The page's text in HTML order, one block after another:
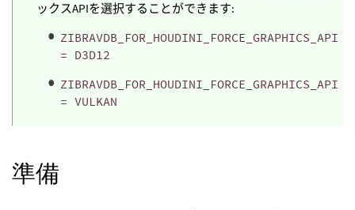
ックスAPIを選択することができます:
ZIBRAVDB_FOR_HOUDINI_FORCE_GRAPHICS_API
= D3D12
ZIBRAVDB_FOR_HOUDINI_FORCE_GRAPHICS_API
= VULKAN
準備